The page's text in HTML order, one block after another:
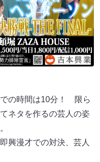
の時間は10分！ 限ら
ネタを作るの芸人の姿
興漫才での対決、芸人